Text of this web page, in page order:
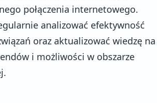
połączenia internetowego.
analizować efektywność
oraz aktualizować wiedzę na
i możliwości w obszarze